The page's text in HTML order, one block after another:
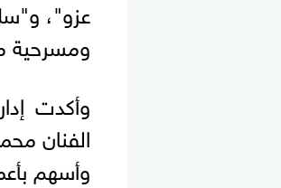
عزو"،
ومسرحية
وأكدت
الفنان
وأسهم